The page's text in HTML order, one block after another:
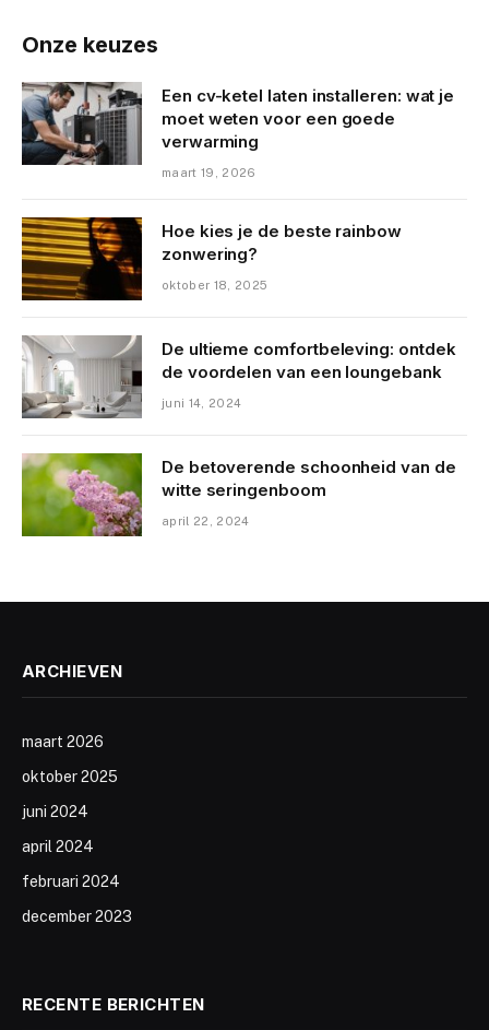
Onze keuzes
Een cv-ketel laten installeren: wat je
moet weten voor een goede
verwarming
maart 19, 2026
Hoe kies je de beste rainbow
zonwering?
oktober 18, 2025
De ultieme comfortbeleving: ontdek
de voordelen van een loungebank
juni 14, 2024
De betoverende schoonheid van de
witte seringenboom
april 22, 2024
ARCHIEVEN
maart 2026
oktober 2025
juni 2024
april 2024
februari 2024
december 2023
RECENTE BERICHTEN